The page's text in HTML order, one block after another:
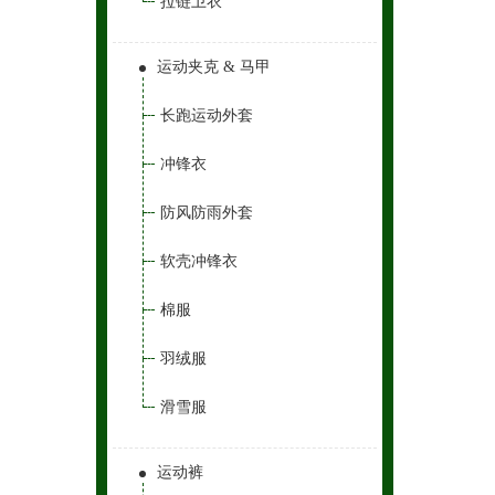
运动夹克 & 马甲
长跑运动外套
冲锋衣
防风防雨外套
软壳冲锋衣
棉服
羽绒服
滑雪服
运动裤